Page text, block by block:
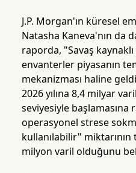
J.P. Morgan'ın küresel
Natasha Kaneva'nın da
raporda, "Savaş
envanterler piyasanın
mekanizması haline
2026 yılına 8,4 milyar
seviyesiyle başlamasına
operasyonel strese
kullanılabilir"
milyon varil olduğunu